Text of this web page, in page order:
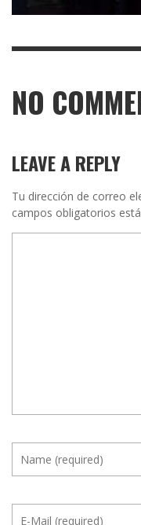
NO
LEAVE A REPLY
Tu dirección de correo
campos obligatorios